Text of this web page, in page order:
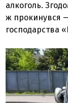
алкоголь.
ж прокинувся
господарства